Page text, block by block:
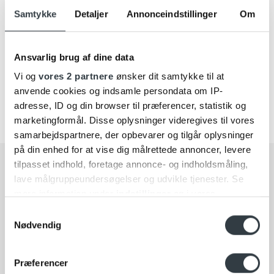
Samtykke Detaljer Annonceindstillinger Om
Ansvarlig brug af dine data
Vi og vores 2 partnere ønsker dit samtykke til at
anvende cookies og indsamle persondata om IP-
adresse, ID og din browser til præferencer, statistik og
marketingformål. Disse oplysninger videregives til vores
samarbejdspartnere, der opbevarer og tilgår oplysninger
på din enhed for at vise dig målrettede annoncer, levere
tilpasset indhold, foretage annonce- og indholdsmåling,
lave målgruppeundersøgelser og udvikle tjenester. Se
tilbage eller ændre indstillinger fra vores
"Cookiedeklaration", eller ved at trykke på "Privacy
Nødvendig
Præferencer
Soundbars
VI TILBYDER DELBETALING
Ønsker du et lån til at handle i vores butikker på
Frederiksberg eller i Vedbæk og vil have finansieringen